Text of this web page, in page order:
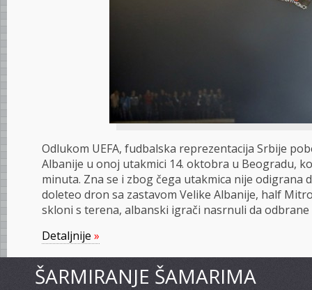
Odlukom UEFA, fudbalska reprezentacija Srbije
Albanije u onoj utakmici 14. oktobra u Beogradu,
minuta. Zna se i zbog čega utakmica nije odigrana
doleteo dron sa zastavom Velike Albanije, half
skloni s terena, albanski igrači nasrnuli da
Detaljnije »
ŠARMIRANJE ŠAMARIMA